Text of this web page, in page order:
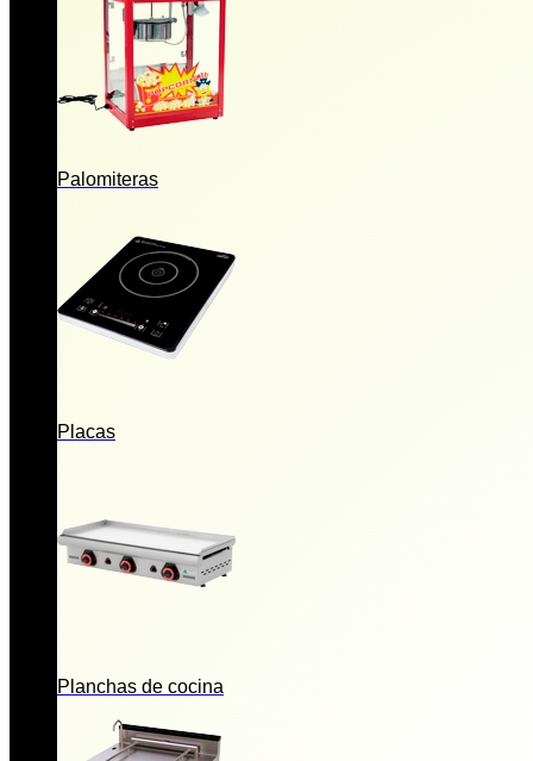
Palomiteras
Placas
Planchas de cocina